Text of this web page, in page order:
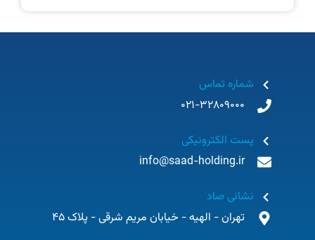
شماره تماس
021-32809000
پست الکترونیکی
info@saad-holding.ir
نشانی صاد
تهران - الهیه - خیابان مریم شرقی - پلاک 45